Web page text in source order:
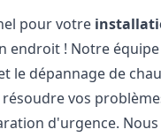
pour votre
endroit ! Notre
le dépannage de
vos
d'urgence.